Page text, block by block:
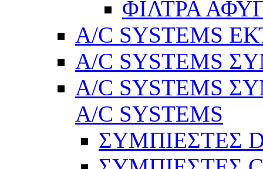
ΦΙΛΤΡΑ
A/C SYSTEMS
A/C SYSTEMS
A/C SYSTEMS
A/C SYSTEMS
ΣΥΜΠΙΕΣΤΕΣ